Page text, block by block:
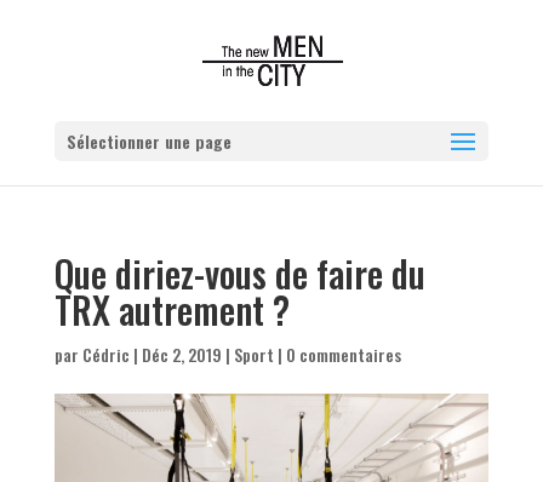
Sélectionner une page
Que diriez-vous de faire du
TRX autrement ?
par Cédric | Déc 2, 2019 | Sport | 0 commentaires